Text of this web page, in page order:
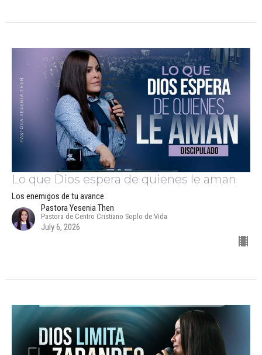
Lo que Dios espera de quienes le aman
Los enemigos de tu avance
Pastora Yesenia Then
Pastora de Centro Cristiano Soplo de Vida
July 6, 2026